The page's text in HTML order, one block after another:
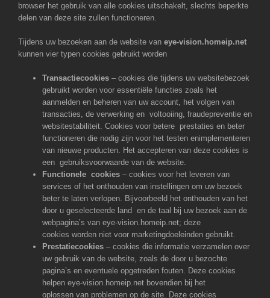
browser het gebruik van alle cookies uitschakelt, slechts beperkte
delen van deze site zullen functioneren.
Tijdens uw bezoeken aan de website van eye-vision.homeip.net
kunnen vier typen cookies gebruikt worden
Transactiecookies – cookies die tijdens uw websitebezoek
gebruikt worden voor essentiële functies zoals het
aanmelden en beheren van uw account, het volgen van
transacties, de verwerking en voltooiing, fraudepreventie en
websitestabiliteit. Cookies voor betere prestaties en beter
functioneren die nodig zijn voor het testen enimplementeren
van nieuwe producten. Het accepteren van deze cookies is
een gebruiksvoorwaarde van de website.
Functionele cookies – cookies voor het leveren van
services of het onthouden van instellingen om uw bezoek
beter te laten verlopen. Bijvoorbeeld het onthouden van het
door u geselecteerde land en de taal bij uw bezoek aan de
webpagina’s van eye-vision.homeip.net; deze
cookies worden niet voor marketingdoeleinden gebruikt.
Prestatiecookies – cookies die informatie verzamelen over
uw gebruik van de website, zoals de door u bezochte
pagina’s en eventuele opgetreden fouten. Deze cookies
helpen eye-vision.homeip.net bovendien bij het
oplossen van problemen op de site. Deze cookies